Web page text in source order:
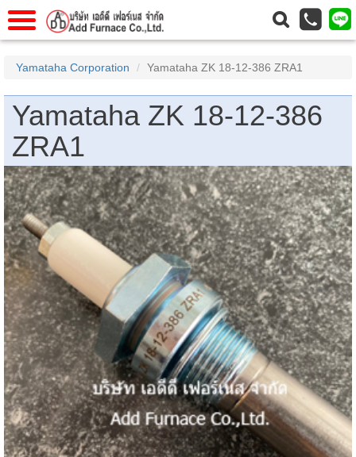
Service
รา Contact Us
anello
schroder
Yamataha Corporation Yamataha ZK 18-12-386 ZRA1
Yamataha ZK 18-12-386
ZRA1